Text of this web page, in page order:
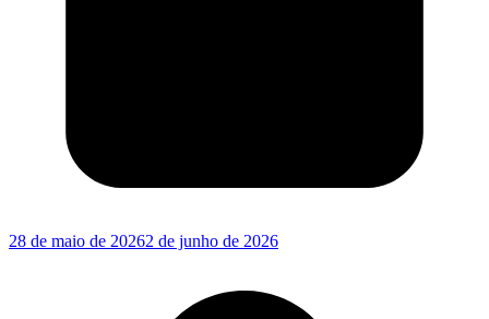
28 de maio de 20262 de junho de 2026